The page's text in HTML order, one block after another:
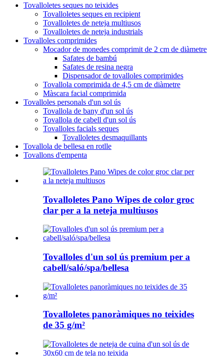
Tovalloletes seques no teixides
Tovalloletes seques en recipient
Tovalloletes de neteja multiusos
Tovalloletes de neteja industrials
Tovalloles comprimides
Mocador de monedes comprimit de 2 cm de diàmetre
Safates de bambú
Safates de resina negra
Dispensador de tovalloles comprimides
Tovallola comprimida de 4,5 cm de diàmetre
Màscara facial comprimida
Tovalloles personals d'un sol ús
Tovallola de bany d'un sol ús
Tovallola de cabell d'un sol ús
Tovalloles facials seques
Tovalloletes desmaquillants
Tovallola de bellesa en rotlle
Tovallons d'empenta
Tovalloletes Pano Wipes de color groc
clar per a la neteja multiusos
Tovalloles d'un sol ús premium per a
cabell/saló/spa/bellesa
Tovalloletes panoràmiques no teixides
de 35 g/m²